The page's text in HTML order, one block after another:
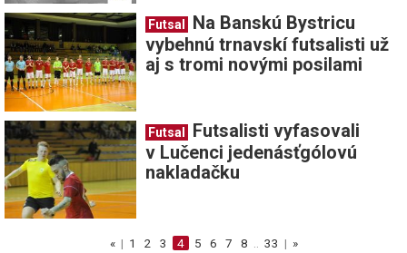
Futsal
Na Banskú Bystricu
vybehnú trnavskí futsalisti už
aj s tromi novými posilami
Futsal
Futsalisti vyfasovali
v Lučenci jedenásťgólovú
nakladačku
« | 1 2 3 4 5 6 7 8 33 | »